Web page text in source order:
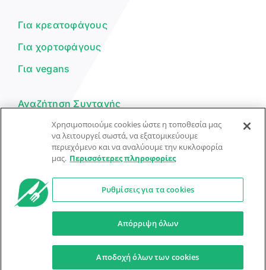
Για κρεατοφάγους
Για χορτοφάγους
Για vegans
Αναζήτηση Συνταγής
Υποβολή Συνταγής
Φόρμα Επικοινωνίας
© Dorpon • Μηχανή αναζήτησης για …καλοφαγάδες!
Προστασία Προσωπικών Δεδομένων Όροι Xρήσης
Ο βοηθός μπορεί να κάνει λάθη — ελέγξτε τις συνταγές.
Χρησιμοποιούμε cookies ώστε η τοποθεσία μας
να λειτουργεί σωστά, να εξατομικεύουμε
περιεχόμενο και να αναλύουμε την κυκλοφορία
μας. Περισσότερες πληροφορίες
Ρυθμίσεις για τα cookies
Απόρριψη όλων
Αποδοχή όλων των cookies